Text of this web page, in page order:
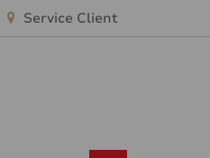
Service Client